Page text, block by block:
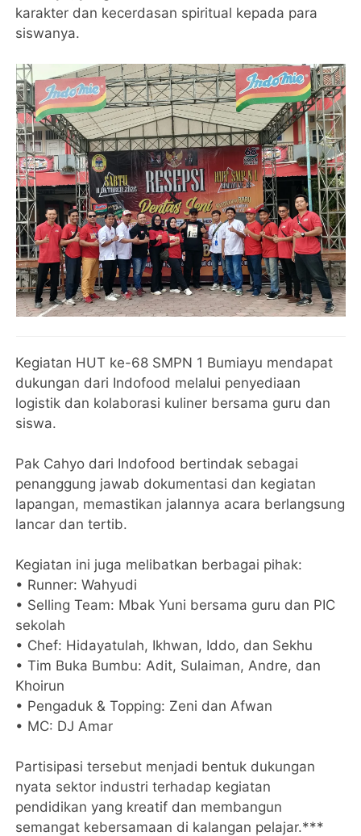
karakter dan kecerdasan spiritual kepada para
siswanya.
Kegiatan HUT ke-68 SMPN 1 Bumiayu mendapat
dukungan dari Indofood melalui penyediaan
logistik dan kolaborasi kuliner bersama guru dan
siswa.
Pak Cahyo dari Indofood bertindak sebagai
penanggung jawab dokumentasi dan kegiatan
lapangan, memastikan jalannya acara berlangsung
lancar dan tertib.
Kegiatan ini juga melibatkan berbagai pihak:
• Runner: Wahyudi
• Selling Team: Mbak Yuni bersama guru dan PIC
sekolah
• Chef: Hidayatulah, Ikhwan, Iddo, dan Sekhu
• Tim Buka Bumbu: Adit, Sulaiman, Andre, dan
Khoirun
• Pengaduk & Topping: Zeni dan Afwan
• MC: DJ Amar
Partisipasi tersebut menjadi bentuk dukungan
nyata sektor industri terhadap kegiatan
pendidikan yang kreatif dan membangun
semangat kebersamaan di kalangan pelajar.***